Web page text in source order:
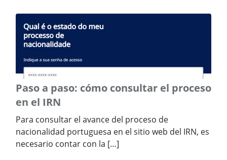
Paso a paso: cómo consultar el proceso
en el IRN
Para consultar el avance del proceso de
nacionalidad portuguesa en el sitio web del IRN, es
necesario contar con la […]